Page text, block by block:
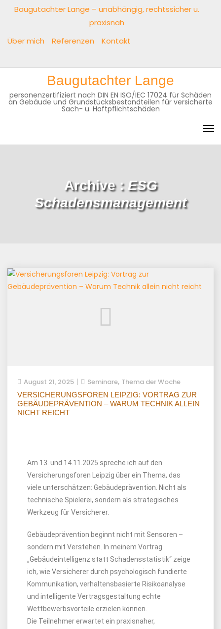
Baugutachter Lange – unabhängig, rechtssicher u.
praxisnah
Über mich
Referenzen Kontakt
Baugutachter Lange
personenzertifiziert nach DIN EN ISO/IEC 17024 für Schäden
an Gebäude und Grundstücksbestandteilen für versicherte
Sach- u. Haftpflichtschäden
Archive : ESG
Schadensmanagement
August 21, 2025 Seminare, Thema der Woche
VERSICHERUNGSFOREN LEIPZIG: VORTRAG ZUR
GEBÄUDEPRÄVENTION – WARUM TECHNIK ALLEIN
NICHT REICHT
Am 13. und 14.11.2025 spreche ich auf den
Versicherungsforen Leipzig über ein Thema, das
viele unterschätzen: Gebäudeprävention. Nicht als
technische Spielerei, sondern als strategisches
Werkzeug für Versicherer.
Gebäudeprävention beginnt nicht mit Sensoren –
sondern mit Verstehen. In meinem Vortrag
„Gebäudeintelligenz statt Schadensstatistik“ zeige
ich, wie Versicherer durch psychologisch fundierte
Kommunikation, verhaltensbasierte Risikoanalyse
und intelligente Vertragsgestaltung echte
Wettbewerbsvorteile erzielen können.
Die Teilnehmer erwartet ein praxisnaher,